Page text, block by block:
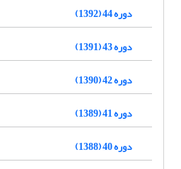
دوره 44 (1392)
دوره 43 (1391)
دوره 42 (1390)
دوره 41 (1389)
دوره 40 (1388)